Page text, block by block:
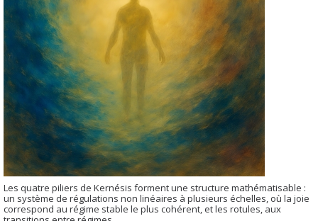
Les quatre piliers de Kernésis forment une structure mathématisable :
un système de régulations non linéaires à plusieurs échelles, où la joie
correspond au régime stable le plus cohérent, et les rotules, aux